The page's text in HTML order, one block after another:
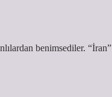
benimsediler. “İran”